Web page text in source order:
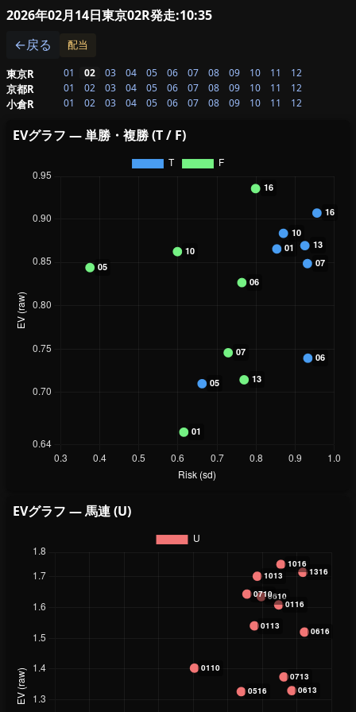
2026年02月14日東京02R発走:10:35
←戻る
配当
東京R 01 02 03 04 05 06 07 08 09 10 11 12
京都R 01 02 03 04 05 06 07 08 09 10 11 12
小倉R 01 02 03 04 05 06 07 08 09 10 11 12
EVグラフ — 単勝・複勝 (T / F)
EVグラフ — 馬連 (U)